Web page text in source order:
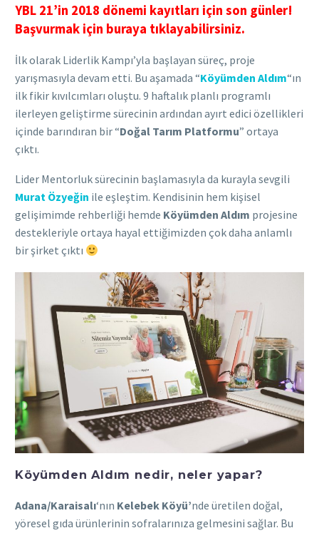
YBL 21’in 2018 dönemi kayıtları için son günler!
Başvurmak için buraya tıklayabilirsiniz.
İlk olarak Liderlik Kampı’yla başlayan süreç, proje
yarışmasıyla devam etti. Bu aşamada “Köyümden Aldım“ın
ilk fikir kıvılcımları oluştu. 9 haftalık planlı programlı
ilerleyen geliştirme sürecinin ardından ayırt edici özellikleri
içinde barındıran bir “Doğal Tarım Platformu” ortaya
çıktı.
Lider Mentorluk sürecinin başlamasıyla da kurayla sevgili
Murat Özyeğin ile eşleştim. Kendisinin hem kişisel
gelişimimde rehberliği hemde Köyümden Aldım projesine
destekleriyle ortaya hayal ettiğimizden çok daha anlamlı
bir şirket çıktı
Köyümden Aldım nedir, neler yapar?
Adana/Karaisalı‘nın Kelebek Köyü’nde üretilen doğal,
yöresel gıda ürünlerinin sofralarınıza gelmesini sağlar. Bu